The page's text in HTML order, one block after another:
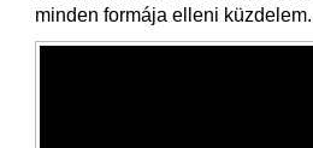
minden formája elleni küzdelem.